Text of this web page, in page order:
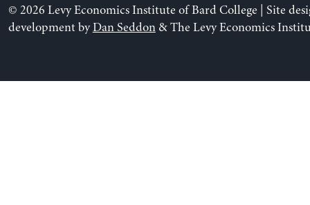
© 2026 Levy Economics Institute of Bard College | Site
development byDan Seddon& The Levy Economics